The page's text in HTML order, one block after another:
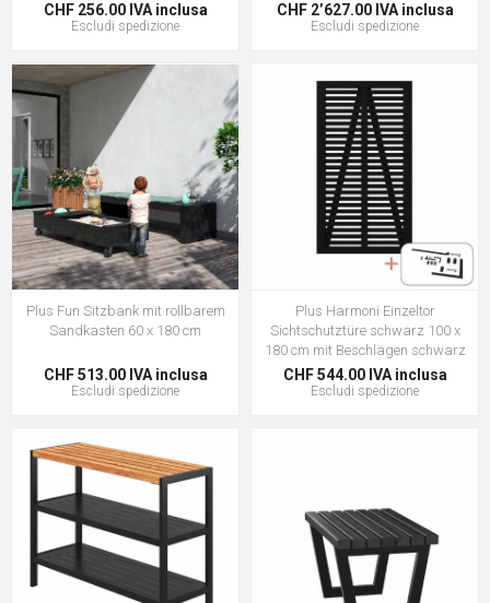
CHF 256.00 IVA inclusa
Escludi spedizione
CHF 2’627.00 IVA inclusa
Escludi spedizione
Plus Fun Sitzbank mit rollbarem
Sandkasten 60 x 180 cm
CHF 513.00 IVA inclusa
Escludi spedizione
Plus Harmoni Einzeltor
Sichtschutztüre schwarz 100 x
180 cm mit Beschlägen schwarz
CHF 544.00 IVA inclusa
Escludi spedizione